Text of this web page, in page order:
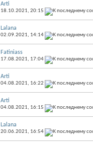
Arti
18.10.2021, 20:15
Lalana
02.09.2021, 14:14
Fatiniass
17.08.2021, 17:04
Arti
04.08.2021, 16:22
Arti
04.08.2021, 16:15
Lalana
20.06.2021, 16:54